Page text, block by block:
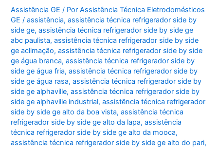
Assistência GE / PorAssistência Técnica Eletrodomésticos
GE/assistência,assistência técnica refrigerador side by
side ge,assistência técnica refrigerador side by side ge
abc paulista,assistência técnica refrigerador side by side
ge aclimação,assistência técnica refrigerador side by side
ge água branca,assistência técnica refrigerador side by
side ge água fria,assistência técnica refrigerador side by
side ge água rasa,assistência técnica refrigerador side by
side ge alphaville,assistência técnica refrigerador side by
side ge alphaville industrial,assistência técnica refrigerador
side by side ge alto da boa vista,assistência técnica
refrigerador side by side ge alto da lapa,assistência
técnica refrigerador side by side ge alto da mooca,
assistência técnica refrigerador side by side ge alto do pari,